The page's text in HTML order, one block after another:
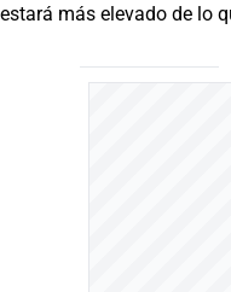
estará más elevado de lo